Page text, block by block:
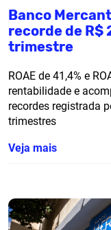
Banco
recorde de R$
trimestre
ROAE de 41,4% e
rentabilidade e
recordes registrada
trimestres
Veja mais